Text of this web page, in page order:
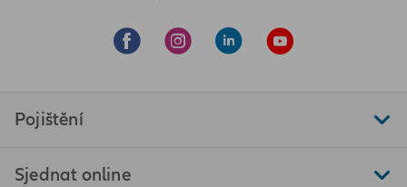
Pojištění
Sjednat online